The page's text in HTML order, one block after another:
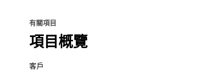
有關項目
項目概覽
客戶